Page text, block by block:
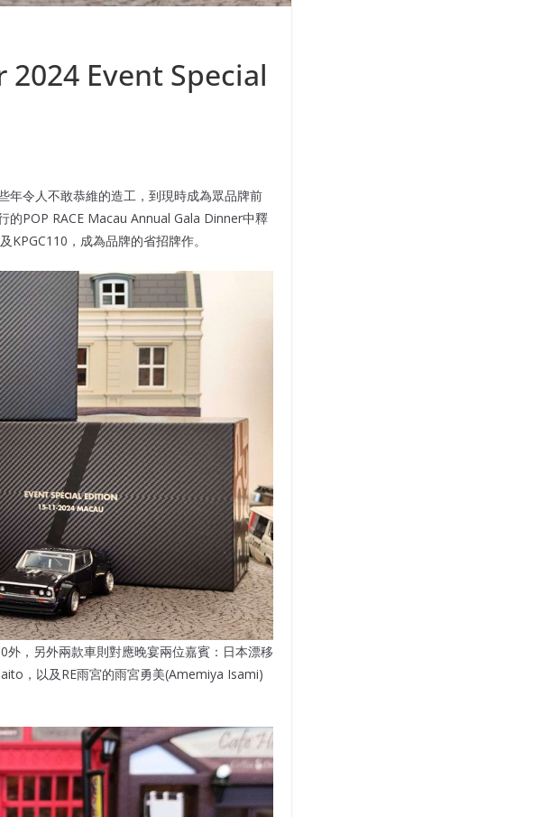
2024 Event Special
年令人不敢恭維的造工，到現時成為眾品牌前
的POP RACE Macau Annual Gala Dinner中釋
，成為品牌的省招牌作。
外，另外兩款車則對應晚宴兩位嘉賓：日本漂移
，以及RE雨宮的雨宮勇美(Amemiya Isami)